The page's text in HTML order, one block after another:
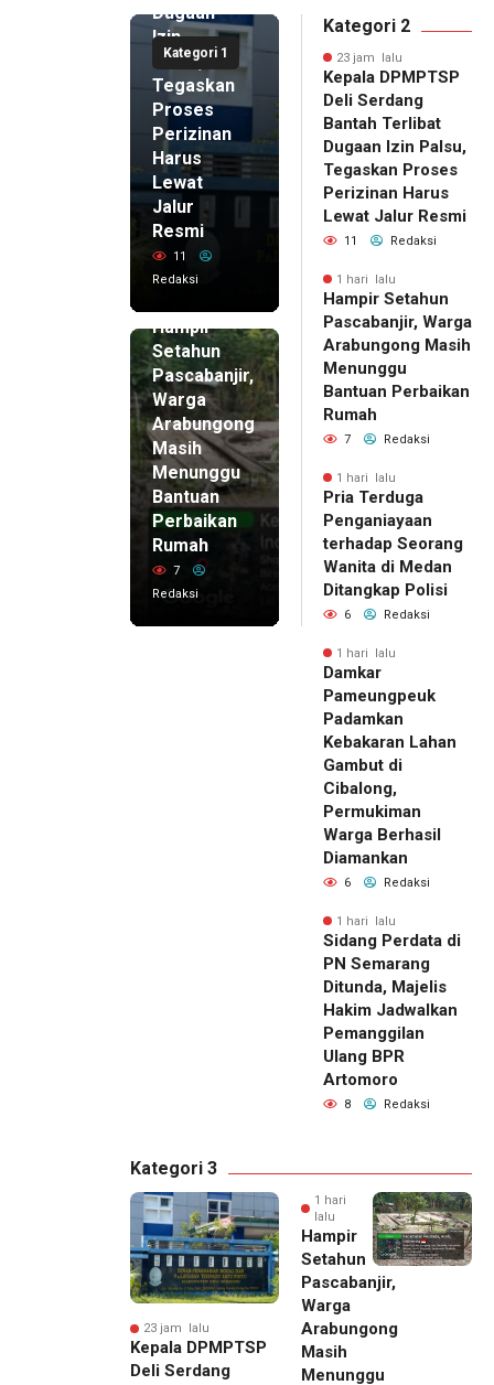
Kategori 1
Dugaan
Izin
Palsu,
Tegaskan
Proses
Perizinan
Harus
Lewat
Jalur
Resmi
11
Redaksi
Hampir
Setahun
Pascabanjir,
Warga
Arabungong
Masih
Menunggu
Bantuan
Perbaikan
Rumah
7
Redaksi
Kategori 2
23 jam lalu
Kepala DPMPTSP
Deli Serdang
Bantah Terlibat
Dugaan Izin Palsu,
Tegaskan Proses
Perizinan Harus
Lewat Jalur Resmi
11 Redaksi
1 hari lalu
Hampir Setahun
Pascabanjir, Warga
Arabungong Masih
Menunggu
Bantuan Perbaikan
Rumah
7 Redaksi
1 hari lalu
Pria Terduga
Penganiayaan
terhadap Seorang
Wanita di Medan
Ditangkap Polisi
6 Redaksi
1 hari lalu
Damkar
Pameungpeuk
Padamkan
Kebakaran Lahan
Gambut di
Cibalong,
Permukiman
Warga Berhasil
Diamankan
6 Redaksi
1 hari lalu
Sidang Perdata di
PN Semarang
Ditunda, Majelis
Hakim Jadwalkan
Pemanggilan
Ulang BPR
Artomoro
8 Redaksi
Kategori 3
23 jam lalu
Kepala DPMPTSP
Deli Serdang
1 hari
lalu
Hampir
Setahun
Pascabanjir,
Warga
Arabungong
Masih
Menunggu